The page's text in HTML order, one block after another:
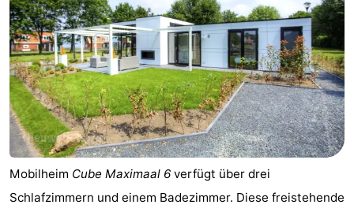
Mobilheim Cube Maximaal 6 verfügt über drei
Schlafzimmern und einem Badezimmer. Diese freistehende